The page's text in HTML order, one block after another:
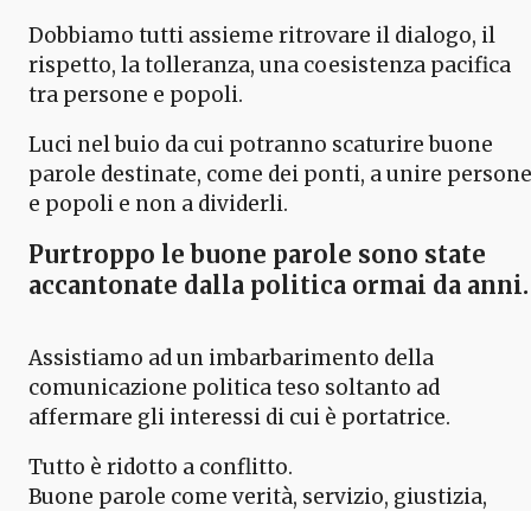
Dobbiamo tutti assieme ritrovare il dialogo, il
rispetto, la tolleranza, una coesistenza pacifica
tra persone e popoli.
Luci nel buio da cui potranno scaturire buone
parole destinate, come dei ponti, a unire persone
e popoli e non a dividerli.
Purtroppo le buone parole sono state
accantonate dalla politica ormai da anni.
Assistiamo ad un imbarbarimento della
comunicazione politica teso soltanto ad
affermare gli interessi di cui è portatrice.
Tutto è ridotto a conflitto.
Buone parole come verità, servizio, giustizia,